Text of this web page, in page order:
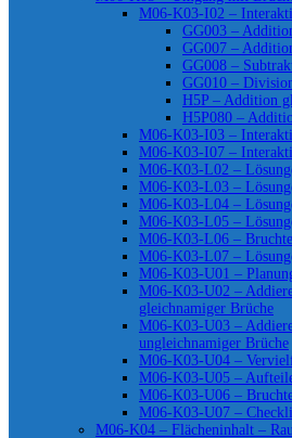
M06-K03-I02 –
GG003 –
GG007 –
GG008 –
GG010 –
H5P – Addition
H5P080 –
M06-K03-I03 –
M06-K03-I07 –
M06-K03-L02 –
M06-K03-L03 –
M06-K03-L04 –
M06-K03-L05 –
M06-K03-L06 –
M06-K03-L07 –
M06-K03-U01 –
M06-K03-U02 –
gleichnamiger Brüche
M06-K03-U03 –
ungleichnamiger Brüche
M06-K03-U04 –
M06-K03-U05 –
M06-K03-U06 –
M06-K03-U07 –
M06-K04 – Flächeninhalt –